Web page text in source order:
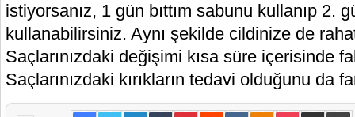
istiyorsanız, 1 gün bıttım sabunu kullanıp 2.
kullanabilirsiniz. Aynı şekilde cildinize de
Saçlarınızdaki değişimi kısa süre içerisinde
Saçlarınızdaki kırıkların tedavi olduğunu da